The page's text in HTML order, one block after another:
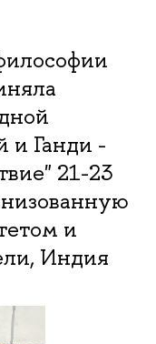
и Ганди -
21-23
и
Индия